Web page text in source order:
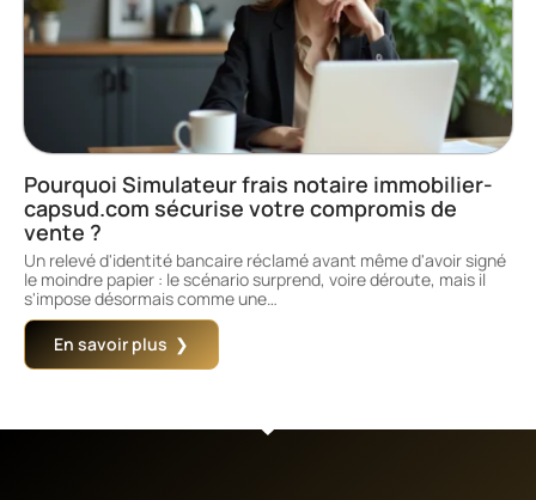
Pourquoi Simulateur frais notaire immobilier-
capsud.com sécurise votre compromis de
vente ?
Un relevé d'identité bancaire réclamé avant même d'avoir signé
le moindre papier : le scénario surprend, voire déroute, mais il
s'impose désormais comme une…
En savoir plus